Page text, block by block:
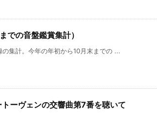
での音盤鑑賞集計）
集計。今年の年初から10月末までの ...
ーヴェンの交響曲第7番を聴いて